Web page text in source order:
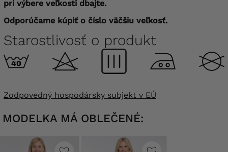
pri výbere veľkosti dbajte.
Odporúčame kúpiť o číslo väčšiu veľkosť.
Starostlivosť o produkt
Zodpovedný hospodársky subjekt v EÚ
MODELKA MÁ OBLEČENÉ: